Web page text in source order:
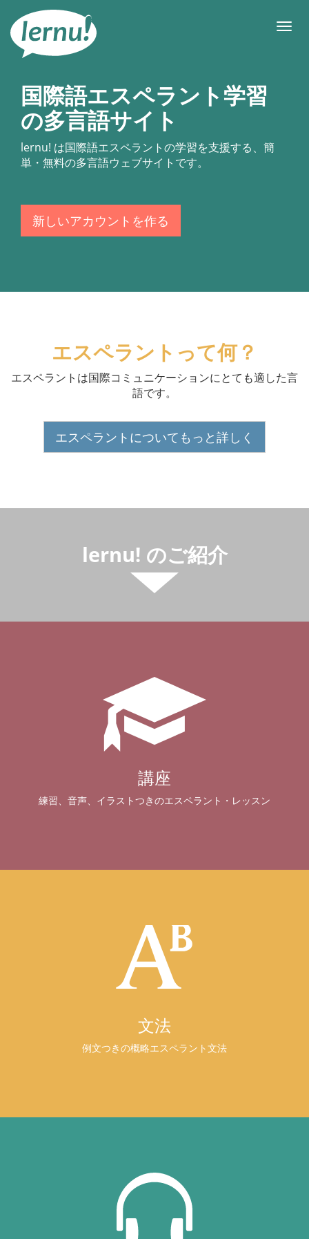
メ
国際語エスペラント学習
の多言語サイト
lernu! は国際語エスペラントの学習を支援する、簡
単・無料の多言語ウェブサイトです。
新しいアカウントを作る
エスペラントって何？
エスペラントは国際コミュニケーションにとても適した言
語です。
エスペラントについてもっと詳しく
lernu! のご紹介
講座
練習、音声、イラストつきのエスペラント・レッスン
文法
例文つきの概略エスペラント文法